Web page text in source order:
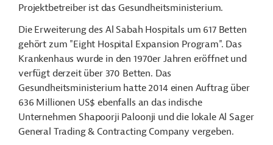
Projektbetreiber ist das Gesundheitsministerium.
Die Erweiterung des Al Sabah Hospitals um 617 Betten
gehört zum "Eight Hospital Expansion Program". Das
Krankenhaus wurde in den 1970er Jahren eröffnet und
verfügt derzeit über 370 Betten. Das
Gesundheitsministerium hatte 2014 einen Auftrag über
636 Millionen US$ ebenfalls an das indische
Unternehmen Shapoorji Paloonji und die lokale Al Sager
General Trading & Contracting Company vergeben.